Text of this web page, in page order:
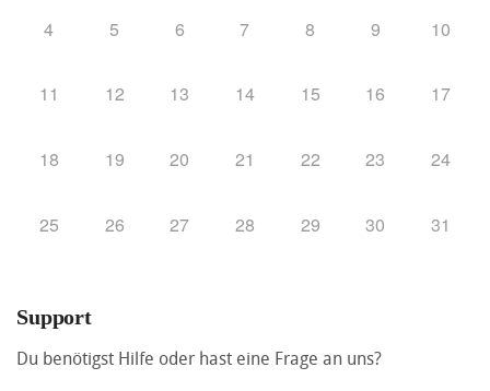
4 5 6 7 8 9 10
11 12 13 14 15 16 17
18 19 20 21 22 23 24
25 26 27 28 29 30 31
Support
Du benötigst Hilfe oder hast eine Frage an uns?